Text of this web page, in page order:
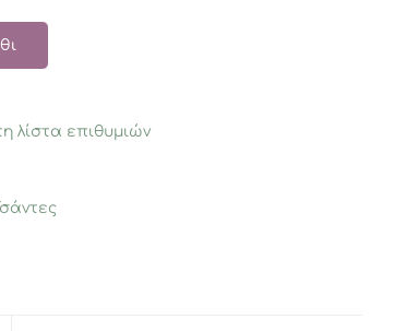
λίστα επιθυμιών